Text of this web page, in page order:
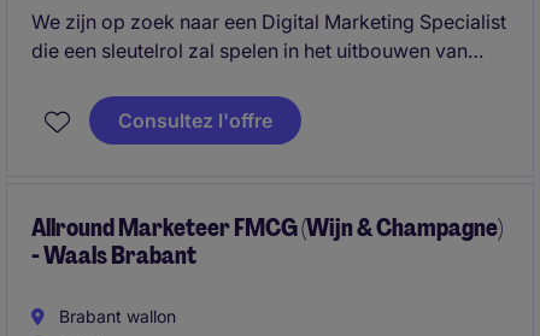
We zijn op zoek naar een Digital Marketing Specialist
die een sleutelrol zal spelen in het uitbouwen van
veelzijdige rol werk je nauw samen met interne
stakeholders en externe partners om digitale
Consultez l'offre
Allround Marketeer FMCG (Wijn & Champagne)
- Waals Brabant
Brabant wallon